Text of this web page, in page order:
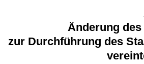
Änderung
zur Durchführung des